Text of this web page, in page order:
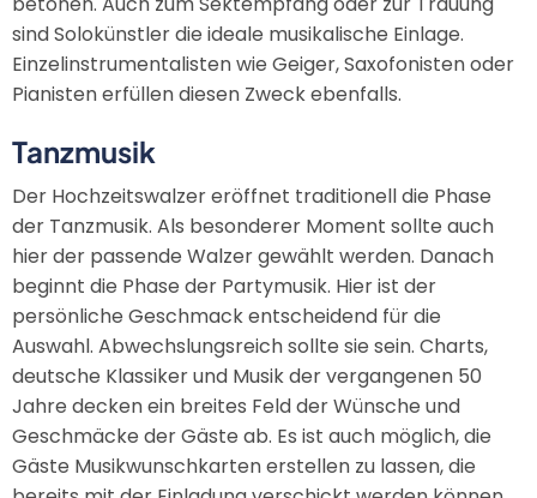
sind Solokünstler die ideale musikalische Einlage.
Einzelinstrumentalisten wie Geiger, Saxofonisten oder
Pianisten erfüllen diesen Zweck ebenfalls.
Tanzmusik
Der Hochzeitswalzer eröffnet traditionell die Phase
der Tanzmusik. Als besonderer Moment sollte auch
hier der passende Walzer gewählt werden. Danach
beginnt die Phase der Partymusik. Hier ist der
persönliche Geschmack entscheidend für die
Auswahl. Abwechslungsreich sollte sie sein. Charts,
deutsche Klassiker und Musik der vergangenen 50
Jahre decken ein breites Feld der Wünsche und
Geschmäcke der Gäste ab. Es ist auch möglich, die
Gäste Musikwunschkarten erstellen zu lassen, die